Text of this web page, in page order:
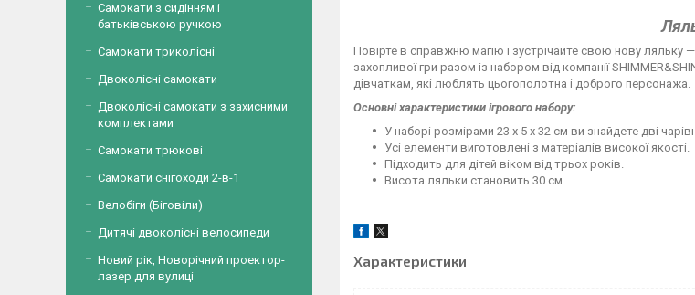
Повірте в справжню магію і зустрічайте свою нову ляльку
захопливої гри разом із набором від компанії
дівчаткам, які люблять цьогополотна і доброго персонажа.
Основні характеристики ігрового набору:
У наборі розмірами 23 х 5 х 32 см ви знайдете дві
Усі елементи виготовлені з матеріалів високої якості.
Підходить для дітей віком від трьох років.
Висота ляльки становить 30 см.
Характеристики
Самокати з сидінням і
батьківською ручкою
Самокати триколісні
Двоколісні самокати
Двоколісні самокати з захисними
комплектами
Самокати трюкові
Самокати снігоходи 2-в-1
Велобіги (Біговіли)
Дитячі двоколісні велосипеди
Новий рік, Новорічний проектор-
лазер для вулиці